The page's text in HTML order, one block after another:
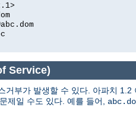
Service)
거부가 발생할 수 있다. 아파치
제일 수도 있다. 예를 들어,